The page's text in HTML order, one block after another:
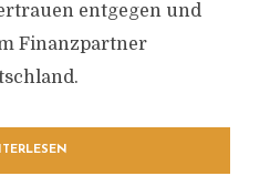
entgegen und
Finanzpartner